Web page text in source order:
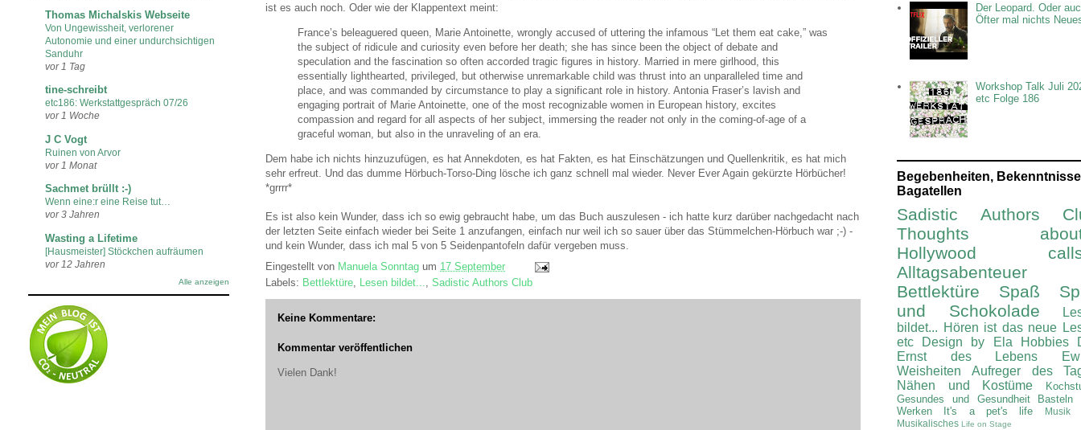
ist es auch noch. Oder wie der Klappentext meint:
France’s beleaguered queen, Marie Antoinette, wrongly accused of uttering the infamous “Let them eat cake,” was
the subject of ridicule and curiosity even before her death; she has since been the object of debate and
speculation and the fascination so often accorded tragic figures in history. Married in mere girlhood, this
essentially lighthearted, privileged, but otherwise unremarkable child was thrust into an unparalleled time and
place, and was commanded by circumstance to play a significant role in history. Antonia Fraser’s lavish and
engaging portrait of Marie Antoinette, one of the most recognizable women in European history, excites
compassion and regard for all aspects of her subject, immersing the reader not only in the coming-of-age of a
graceful woman, but also in the unraveling of an era.
Dem habe ich nichts hinzuzufügen, es hat Annekdoten, es hat Fakten, es hat Einschätzungen und Quellenkritik, es hat mich
sehr erfreut. Und das dumme Hörbuch-Torso-Ding lösche ich ganz schnell mal wieder. Never Ever Again gekürzte Hörbücher!
*grrrr*
Es ist also kein Wunder, dass ich so ewig gebraucht habe, um das Buch auszulesen - ich hatte kurz darüber nachgedacht nach
der letzten Seite einfach wieder bei Seite 1 anzufangen, einfach nur weil ich so sauer über das Stümmelchen-Hörbuch war ;-) -
und kein Wunder, dass ich mal 5 von 5 Seidenpantofeln dafür vergeben muss.
Eingestellt von Manuela Sonntag um 17 September
Labels: Bettlektüre Lesen bildet... Sadistic Authors Club
Keine Kommentare:
Kommentar veröffentlichen
Vielen Dank!
Thomas Michalskis Webseite
Von Ungewissheit, verlorener
Autonomie und einer undurchsichtigen
Sanduhr
vor 1 Tag
tine-schreibt
etc186: Werkstattgespräch 07/26
vor 1 Woche
J C Vogt
Ruinen von Arvor
vor 1 Monat
Sachmet brüllt :-)
Wenn eine:r eine Reise tut…
vor 3 Jahren
Wasting a Lifetime
[Hausmeister] Stöckchen aufräumen
vor 12 Jahren
Alle anzeigen
Der Leopard. Oder
Öfter mal nichts
Workshop Talk Juli
etc Folge 186
Begebenheiten,
Bagatellen
Sadistic Authors
Thoughts
Hollywood
Alltagsabenteuer
Bettlektüre
Spaß
und Schokolade
bildet... Hören ist das neue
etc
Design by Ela Hobbies
Ernst des Lebens
Weisheiten
Aufreger des
Nähen und Kostüme
Gesundes und Gesundheit
Basteln
Werken
It's a pet's life
Musik
Musikalisches Life on Stage